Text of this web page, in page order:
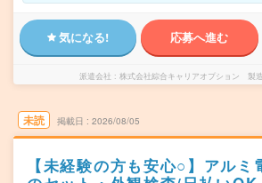
気になる! 応募へ進む
派遣会社 株式会社綜合キャリアオプション 製造
未読 掲載日 2026/08/05
【未経験の方も安心○】アルミ